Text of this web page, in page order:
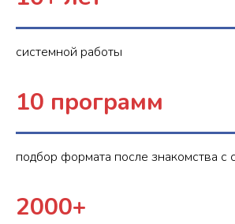
системной работы
10 программ
подбор формата после знакомства с
2000+